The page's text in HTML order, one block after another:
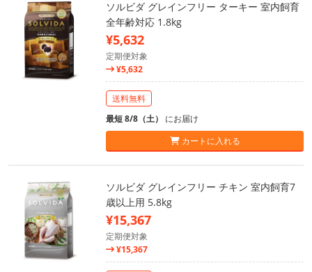
ソルビダ グレインフリー ターキー 室内飼育
全年齢対応 1.8kg
¥5,632
定期便対象
¥5,632
送料無料
最短 8/8（土） にお届け
カートに入れる
ソルビダ グレインフリー チキン 室内飼育7
歳以上用 5.8kg
¥15,367
定期便対象
¥15,367